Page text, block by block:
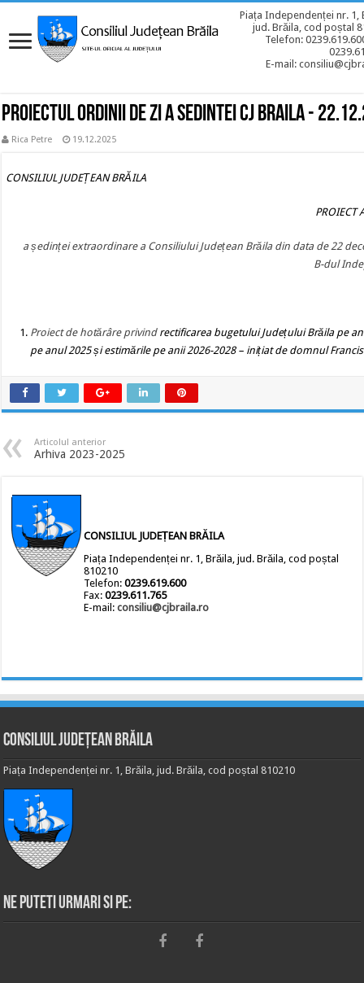
Piața Independenței nr. 1,
jud. Brăila, cod poștal
Telefon:
E-mail:
Proiectul ordinii de zi a sedintei CJ BRAILA -
Rica Petre 19.12.2025
JUDEȚEAN BRĂILA
PROIECT AL
a ședinței extraordinare a Consiliului Județean Brăila din data de 22
B-dul
Proiect de hotărâre privind rectificarea bugetului Județului Brăila pe
pe anul 2025 și estimările pe anii 2026-2028 – inițiat de domnul
Articolul anterior
Arhiva 2023-2025
CONSILIUL JUDEȚEAN BRĂILA
Piața Independenței nr. 1, Brăila, jud. Brăila, cod poștal
810210
Telefon:0239.619.600
Fax:0239.611.765
E-mail:consiliu@cjbraila.ro
Consiliul Județean Brăila
Piața Independenței nr. 1, Brăila, jud. Brăila, cod poștal 810210
Ne puteti urmari si pe: